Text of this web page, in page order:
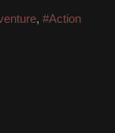
, #Action